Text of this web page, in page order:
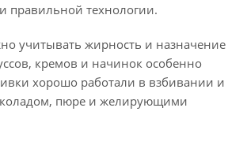
правильной технологии.
учитывать жирность и назначение
кремов и начинок особенно
хорошо работали в взбивании и
пюре и желирующими